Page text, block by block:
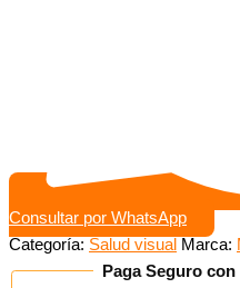
Consultar por WhatsApp
Categoría: Salud visual Marca:
Paga Seguro